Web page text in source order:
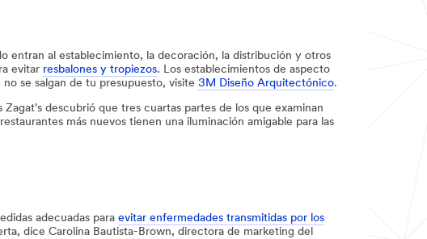
entran al establecimiento, la decoración, la distribución y otros
evitar resbalones y tropiezos​​​​​​​. Los establecimientos de aspecto
se salgan de tu presupuesto, visite 3M Diseño Arquitectónico.
descubrió que tres cuartas partes de los que examinan
más nuevos tienen una iluminación amigable para las
adecuadas para evitar enfermedades transmitidas por los
dice Carolina Bautista-Brown, directora de marketing del